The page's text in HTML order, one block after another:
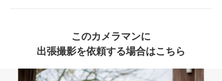
このカメラマンに
出張撮影を依頼する場合はこちら